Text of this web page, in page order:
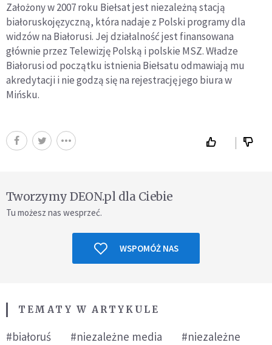
Założony w 2007 roku Biełsat jest niezależną stacją
białoruskojęzyczną, która nadaje z Polski programy dla
widzów na Białorusi. Jej działalność jest finansowana
głównie przez Telewizję Polską i polskie MSZ. Władze
Białorusi od początku istnienia Biełsatu odmawiają mu
akredytacji i nie godzą się na rejestrację jego biura w
Mińsku.
Tworzymy DEON.pl dla Ciebie
Tu możesz nas wesprzeć.
WSPOMÓŻ NAS
TEMATY W ARTYKULE
#białoruś #niezależne media
#niezależne